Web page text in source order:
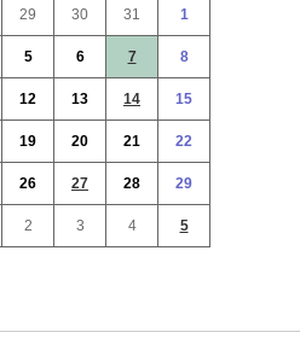
29 30 31 1
5 6 7 8
12 13 14 15
19 20 21 22
26 27 28 29
2 3 4 5